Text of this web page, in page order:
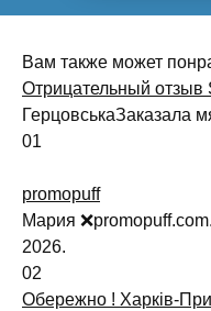
Вам также может
Отрицательный отзыв
ГерцовськаЗаказала
01
promopuff
Мария
2026.
02
Обережно ! Харків-